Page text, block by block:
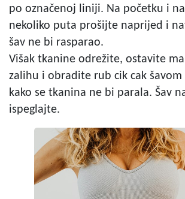
po označenoj liniji. Na početku i
nekoliko puta prošijte naprijed i
šav ne bi rasparao.
Višak tkanine odrežite, ostavite
zalihu i obradite rub cik cak
kako se tkanina ne bi parala. Šav
ispeglajte.